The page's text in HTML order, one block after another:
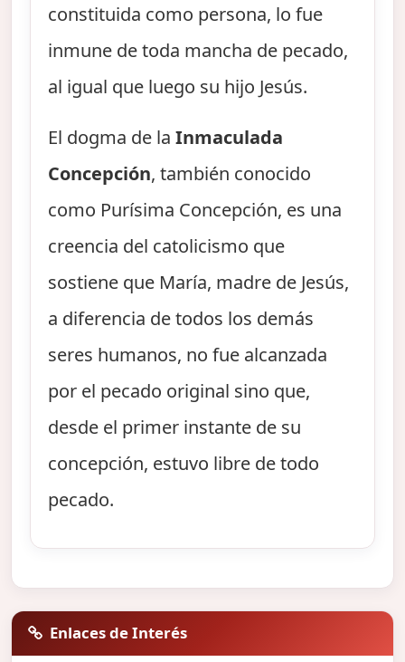
constituida como persona, lo fue
inmune de toda mancha de pecado,
al igual que luego su hijo Jesús.
El dogma de laInmaculada
Concepción, también conocido
como Purísima Concepción, es una
creencia del catolicismo que
sostiene que María, madre de Jesús,
a diferencia de todos los demás
seres humanos, no fue alcanzada
por el pecado original sino que,
desde el primer instante de su
concepción, estuvo libre de todo
pecado.
Enlaces de Interés